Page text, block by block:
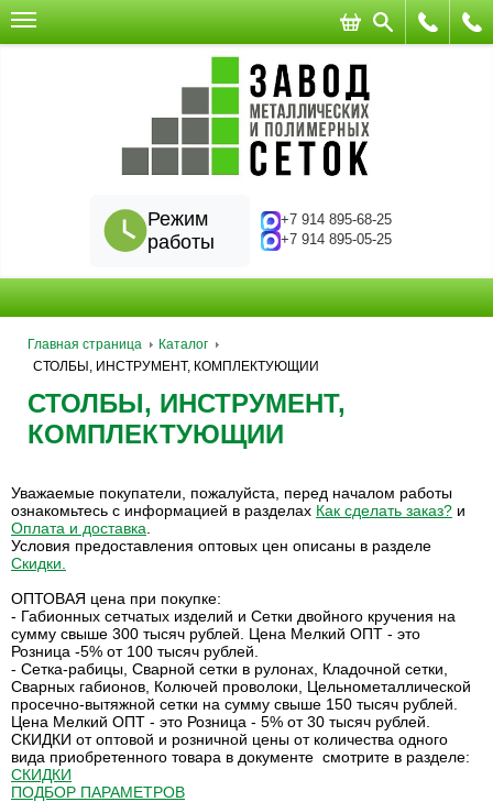
+7 914 895-68-25
+7 914 895-05-25
Режим
работы
Главная страница
Каталог
СТОЛБЫ, ИНСТРУМЕНТ, КОМПЛЕКТУЮЩИИ
СТОЛБЫ, ИНСТРУМЕНТ,
КОМПЛЕКТУЮЩИИ
Уважаемые покупатели, пожалуйста, перед началом работы
ознакомьтесь с информацией в разделах Как сделать заказ? и
Оплата и доставка
Условия предоставления оптовых цен описаны в разделе
Скидки
ОПТОВАЯ цена при покупке:
- Габионных сетчатых изделий и Сетки двойного кручения на
сумму свыше 300 тысяч рублей. Цена Мелкий ОПТ - это
Розница -5% от 100 тысяч рублей.
- Сетка-рабицы, Сварной сетки в рулонах, Кладочной сетки,
Сварных габионов, Колючей проволоки, Цельнометаллической
просечно-вытяжной сетки на сумму свыше 150 тысяч рублей.
Цена Мелкий ОПТ - это Розница - 5% от 30 тысяч рублей.
СКИДКИ от оптовой и розничной цены от количества одного
вида приобретенного товара в документе смотрите в разделе:
СКИДКИ
ПОДБОР ПАРАМЕТРОВ